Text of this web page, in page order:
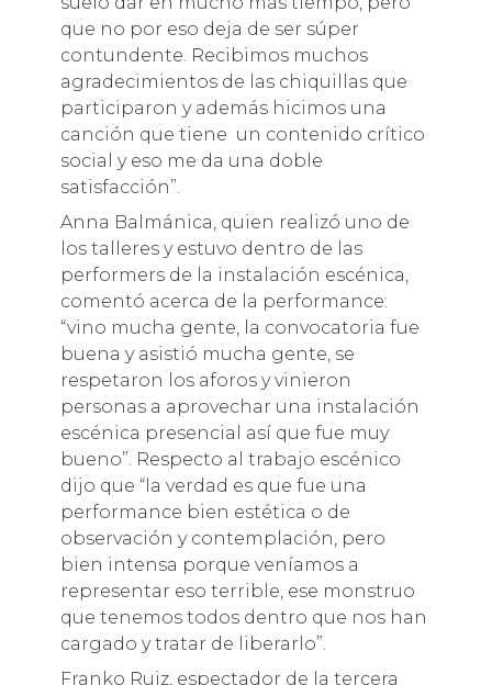
que no por eso deja de ser súper
contundente. Recibimos muchos
agradecimientos de las chiquillas que
participaron y además hicimos una
canción que tiene un contenido crítico
social y eso me da una doble
satisfacción”.
Anna Balmánica, quien realizó uno de
los talleres y estuvo dentro de las
performers de la instalación escénica,
comentó acerca de la performance:
“vino mucha gente, la convocatoria fue
buena y asistió mucha gente, se
respetaron los aforos y vinieron
personas a aprovechar una instalación
escénica presencial así que fue muy
bueno”. Respecto al trabajo escénico
dijo que “la verdad es que fue una
performance bien estética o de
observación y contemplación, pero
bien intensa porque veníamos a
representar eso terrible, ese monstruo
que tenemos todos dentro que nos han
cargado y tratar de liberarlo”.
Franko Ruiz, espectador de la tercera